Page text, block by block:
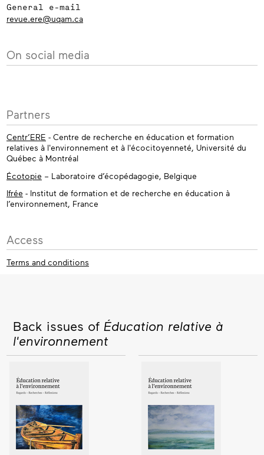
General e-mail
revue.ere@uqam.ca
On social media
Partners
Centr’ERE - Centre de recherche en éducation et formation
relatives à l'environnement et à l'écocitoyenneté, Université du
Québec à Montréal
Écotopie – Laboratoire d’écopédagogie, Belgique
Ifrée - Institut de formation et de recherche en éducation à
l’environnement, France
Access
Terms and conditions
Back issues of Éducation relative à
l'environnement